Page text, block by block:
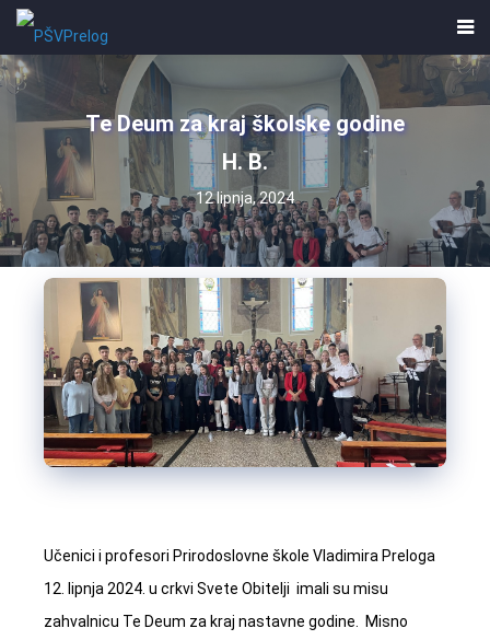
Te Deum za kraj školske godine
H. B.
12 lipnja, 2024
Učenici i profesori Prirodoslovne škole Vladimira Preloga
12. lipnja 2024. u crkvi Svete Obitelji imali su misu
zahvalnicu Te Deum za kraj nastavne godine. Misno